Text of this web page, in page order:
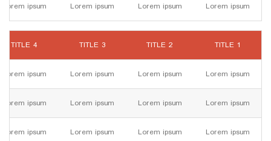
Lorem ipsum
Lorem ipsum
Lorem ipsum
Lorem ipsum
TITLE 1
TITLE 2
TITLE 3
TITLE 4
Lorem ipsum
Lorem ipsum
Lorem ipsum
Lorem ipsum
Lorem ipsum
Lorem ipsum
Lorem ipsum
Lorem ipsum
Lorem ipsum
Lorem ipsum
Lorem ipsum
Lorem ipsum